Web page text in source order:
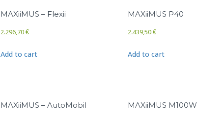
MAXiiMUS – Flexii
2.296,70€
Add to cart
MAXiiMUS P40
2.439,50€
Add to cart
MAXiiMUS – AutoMobil MAXiiMUS M100W